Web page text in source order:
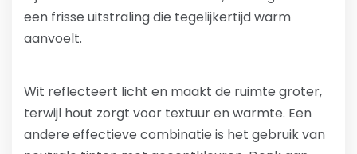
een frisse uitstraling die tegelijkertijd warm
aanvoelt.
Wit reflecteert licht en maakt de ruimte groter,
terwijl hout zorgt voor textuur en warmte. Een
andere effectieve combinatie is het gebruik van